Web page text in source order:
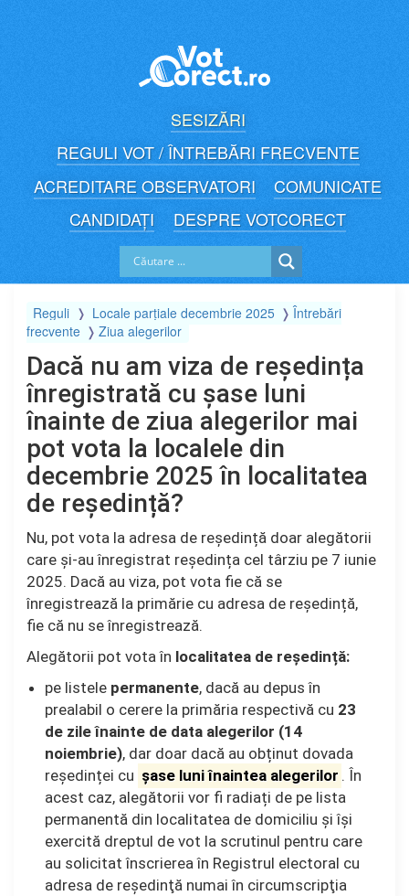
SESIZĂRI
REGULI VOT / ÎNTREBĂRI FRECVENTE
ACREDITARE OBSERVATORI
COMUNICATE
CANDIDAȚI
DESPRE VOTCORECT
Reguli Locale parțiale decembrie 2025
Întrebări
frecvente
Ziua alegerilor
Dacă nu am viza de reședința
înregistrată cu șase luni
înainte de ziua alegerilor mai
pot vota la localele din
decembrie 2025 în localitatea
de reședință?
Nu, pot vota la adresa de reședință doar alegătorii
care și-au înregistrat reședința cel târziu pe 7 iunie
2025. Dacă au viza, pot vota fie că se
înregistrează la primărie cu adresa de reședință,
fie că nu se înregistrează.
Alegătorii pot vota în localitatea de reședință:
pe listele permanente, dacă au depus în
prealabil o cerere la primăria respectivă cu 23
de zile înainte de data alegerilor (14
noiembrie), dar doar dacă au obținut dovada
reședinței cu șase luni înaintea alegerilor . În
acest caz, alegătorii vor fi radiați de pe lista
permanentă din localitatea de domiciliu și îşi
exercită dreptul de vot la scrutinul pentru care
au solicitat înscrierea în Registrul electoral cu
adresa de reşedinţă numai în circumscripţia